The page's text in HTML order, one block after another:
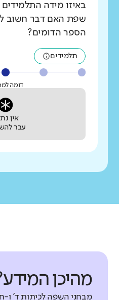
באיזו מידה התלמידים
שפת האם דבר חשוב
הספר הדומים?
תלמידים
דומה
אין
עבר
מהיכן
מבחני השפה לכיתות ד' ו-